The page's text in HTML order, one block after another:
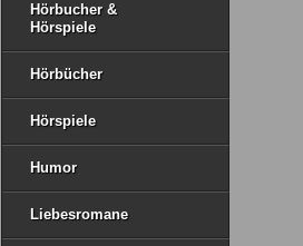
Hörbucher &
Hörspiele
Hörbücher
Hörspiele
Humor
Liebesromane